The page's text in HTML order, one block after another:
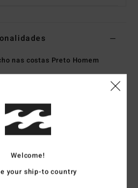
nas costas Preto Homem
Código de Corblk
mistura de Superflex durável,
Espuma extremamente leve
Welcome!
your ship-to country